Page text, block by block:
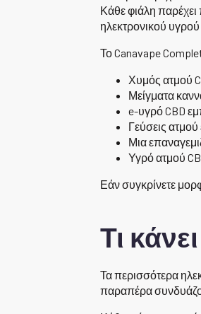
Κάθε φιάλη παρέχει
ηλεκτρονικού υγρού
Το Canavape
Χυμός ατμού
Μείγματα
e-υγρό CBD
Γεύσεις
Μια
Υγρό ατμού
Εάν συγκρίνετε
Τι
Τα περισσότερα
παραπέρα